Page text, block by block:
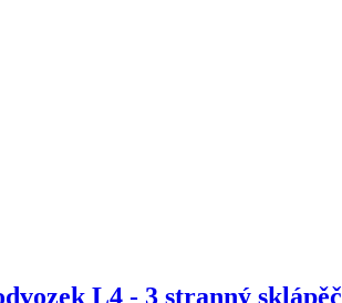
L4 - 3 stranný sklápěč